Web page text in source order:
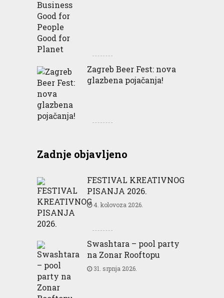
Zagreb Beer Fest: nova
glazbena pojačanja!
Zadnje objavljeno
FESTIVAL KREATIVNOG
PISANJA 2026.
4. kolovoza 2026.
Swashtara – pool party
na Zonar Rooftopu
31. srpnja 2026.